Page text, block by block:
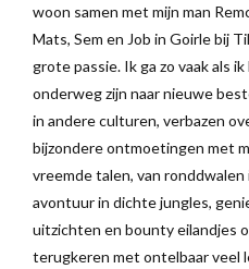
woon samen met mijn man
Mats, Sem en Job in Goirle bij
grote passie. Ik ga zo vaak als
onderweg zijn naar nieuwe
in andere culturen, verbazen
bijzondere ontmoetingen met
vreemde talen, van
avontuur in dichte jungles,
uitzichten en bounty eilandjes
terugkeren met ontelbaar veel